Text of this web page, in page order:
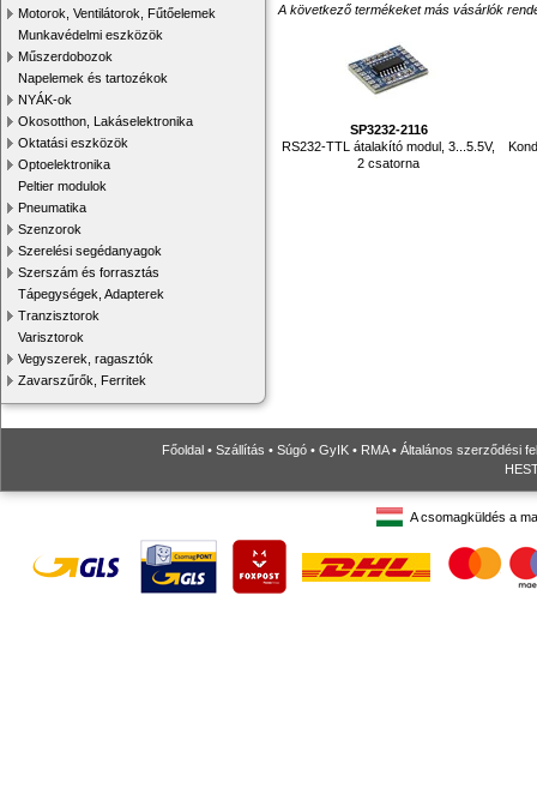
Motorok, Ventilátorok, Fűtőelemek
Munkavédelmi eszközök
Műszerdobozok
Napelemek és tartozékok
NYÁK-ok
Okosotthon, Lakáselektronika
Oktatási eszközök
Optoelektronika
Peltier modulok
Pneumatika
Szenzorok
Szerelési segédanyagok
Szerszám és forrasztás
Tápegységek, Adapterek
Tranzisztorok
Varisztorok
Vegyszerek, ragasztók
Zavarszűrők, Ferritek
A következő termékeket más vásárlók
SP3232-2116
RS232-TTL átalakító modul, 3...5.5V,
2 csatorna
Főoldal • Szállítás • Súgó • GyIK • RMA• Általános szerződési
A csomagküldés a